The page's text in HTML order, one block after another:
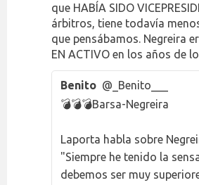
que HABÍA SIDO
árbitros, tiene todavía
que pensábamos. Negreira
EN ACTIVO en los años de
Benito @_Benito___
💣💣💣Barsa-Negreira
Laporta habla sobre
"Siempre he tenido la
debemos ser muy